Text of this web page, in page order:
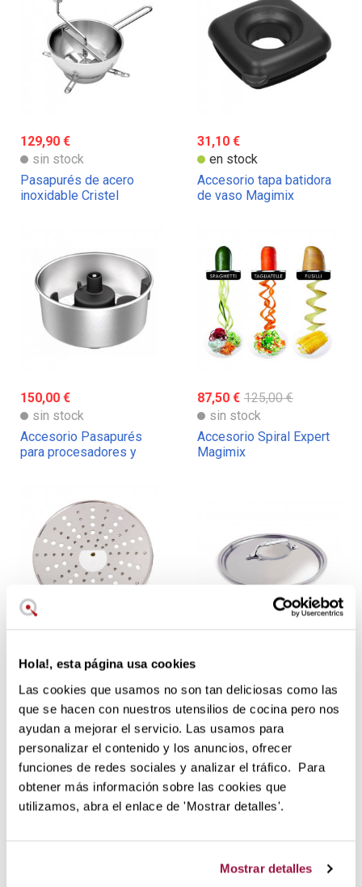
Hola!, esta página usa cookies
Las cookies que usamos no son tan deliciosas como las
que se hacen con nuestros utensilios de cocina pero nos
ayudan a mejorar el servicio. Las usamos para
personalizar el contenido y los anuncios, ofrecer
funciones de redes sociales y analizar el tráfico. Para
obtener más información sobre las cookies que
utilizamos, abra el enlace de 'Mostrar detalles'.
Mostrar detalles
129,90 €
sin stock
Pasapurés de acero
inoxidable Cristel
31,10 €
en stock
Accesorio tapa batidora
de vaso Magimix
150,00 €
sin stock
Accesorio Pasapurés
para procesadores y
87,50 € 125,00 €
sin stock
Accesorio Spiral Expert
Magimix
30,00 €
sin stock
Disco rallador de queso
Parmesano Magimix
Tapa de acero serie
Affinity de De Buyer